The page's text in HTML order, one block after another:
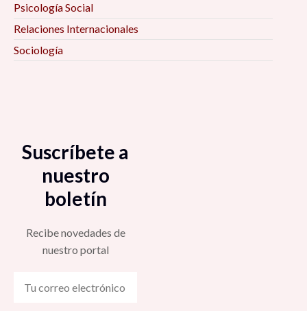
Psicología Social
Relaciones Internacionales
Sociología
Suscríbete a
nuestro
boletín
Recibe novedades de
nuestro portal